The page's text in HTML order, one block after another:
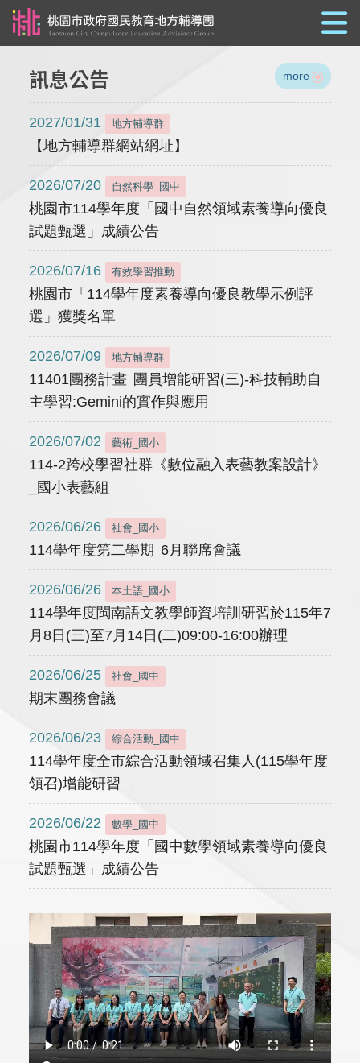
訊息公告 more
2027/01/31 地方輔導群
【地方輔導群網站網址】
2026/07/20 自然科學_國中
桃園市114學年度「國中自然領域素養導向優良
試題甄選」成績公告
2026/07/16 有效學習推動
桃園市「114學年度素養導向優良教學示例評
選」獲獎名單
2026/07/09 地方輔導群
11401團務計畫 團員增能研習(三)-科技輔助自
主學習:Gemini的實作與應用
2026/07/02 藝術_國小
114-2跨校學習社群《數位融入表藝教案設計》
_國小表藝組
2026/06/26 社會_國小
114學年度第二學期 6月聯席會議
2026/06/26 本土語_國小
114學年度閩南語文教學師資培訓研習於115年7
月8日(三)至7月14日(二)09:00-16:00辦理
2026/06/25 社會_國中
期末團務會議
2026/06/23 綜合活動_國中
114學年度全市綜合活動領域召集人(115學年度
領召)增能研習
2026/06/22 數學_國中
桃園市114學年度「國中數學領域素養導向優良
試題甄選」成績公告